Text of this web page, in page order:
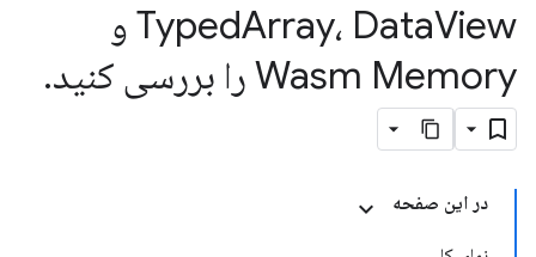
TypedArray، Data
View و
Wasm Memory را بررسی کنید
.
در این صفحه